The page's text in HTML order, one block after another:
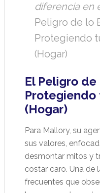
diferencia en
Peligro de lo
Protegiendo
(Hogar)
El Peligro
Protegiendo
(Hogar)
Para Mallory, su
sus valores,
desmontar mitos y
costar caro. Una de
frecuentes que